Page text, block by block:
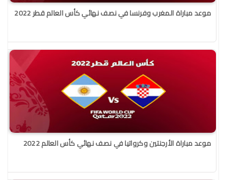
موعد مباراة المغرب وفرنسا في نصف نهائي كأس العالم قطر 2022
موعد مباراة الأرجنتين وكرواتيا في نصف نهائي كأس العالم 2022